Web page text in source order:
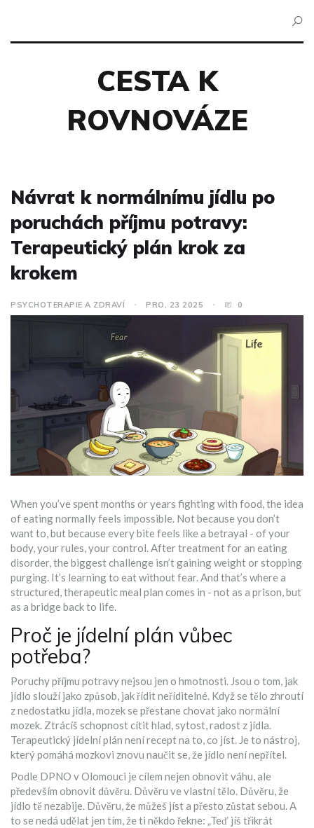
CESTA K
ROVNOVÁZE
Návrat k normálnímu jídlu po
poruchách příjmu potravy:
Terapeutický plán krok za
krokem
PSYCHOTERAPIE A ZDRAVÍ PRO, 23 2025 0
When you’ve spent months or years fighting with food, the idea
of eating normally feels impossible. Not because you don’t
want to, but because every bite feels like a betrayal - of your
body, your rules, your control. After treatment for an eating
disorder, the biggest challenge isn’t gaining weight or stopping
purging. It’s learning to eat without fear. And that’s where a
structured, therapeutic meal plan comes in - not as a prison, but
as a bridge back to life.
Proč je jídelní plán vůbec
potřeba?
Poruchy příjmu potravy nejsou jen o hmotnosti. Jsou o tom, jak
jídlo slouží jako způsob, jak řídit neříditelné. Když se tělo zhroutí
z nedostatku jídla, mozek se přestane chovat jako normální
mozek. Ztrácíš schopnost cítit hlad, sytost, radost z jídla.
Terapeutický jídelní plán není recept na to, co jíst. Je to nástroj,
který pomáhá mozkovi znovu naučit se, že jídlo není nepřítel.
Podle DPNO v Olomouci je cílem nejen obnovit váhu, ale
především obnovit důvěru. Důvěru ve vlastní tělo. Důvěru, že
jídlo tě nezabije. Důvěru, že můžeš jíst a přesto zůstat sebou. A
to se nedá udělat jen tím, že ti někdo řekne: „Teď jíš třikrát